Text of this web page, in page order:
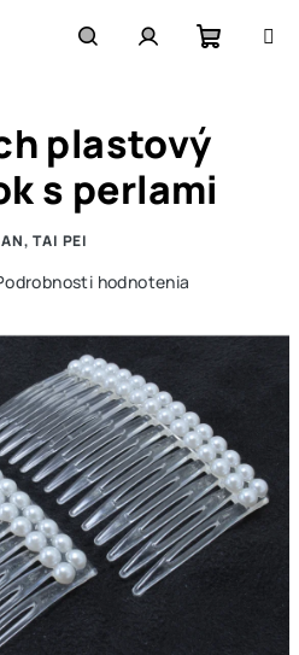
košík
plastový
s perlami
TAI PEI
hodnotenia